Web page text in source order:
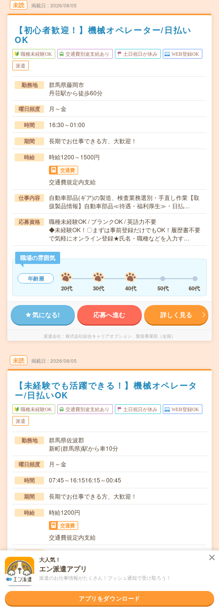
未読 掲載日 2026/08/05
【初心者歓迎！】機械オペレーター/日払い
OK
職種未経験OK 交通費別途支給あり 土日祝日が休み WEB登録OK
派遣
勤務地
群馬県藤岡市
丹荘駅から徒歩60分
曜日頻度 月～金
時間 16:30～01:00
期間 長期でお仕事できる方、大歓迎！
時給 時給1200～1500円
交通費
交通費規定内支給
仕事内容
自動車部品(ギア)の製造、検査業務選別・手直し作業【取
扱製品情報】自動車部品≪待遇・福利厚生≫・日払…
応募資格
職種未経験OK / ブランクOK / 英語力不要
◆未経験OK！〇まずは事前登録だけでもOK！履歴書不要
で気軽にオンライン登録★氏名・職種などを入力す…
職場の雰囲気
年齢層
20代
30代 40代 50代 60代
気になる! 応募へ進む 詳しく見る
派遣会社 株式会社綜合キャリアオプション 製造事業部（全国）
未読 掲載日 2026/08/05
【未経験でも活躍できる！】機械オペレータ
ー/日払いOK
職種未経験OK 交通費別途支給あり 土日祝日が休み WEB登録OK
派遣
勤務地
群馬県佐波郡
新町(群馬県)駅から車10分
曜日頻度 月～金
時間 07:45～16:1516:15～00:45
期間 長期でお仕事できる方、大歓迎！
時給 時給1200円
交通費
交通費規定内支給
加工作業業務(部品着脱、バリ取り、エアーブロー等の補助
作業)【取扱製品情報】電動ドライバー≪待遇・福…
応募資格
職種未経験OK / ブランクOK / 英語力不要
で気軽にオンライン登録★氏名・職種などを入力す…
大人気！
エン派遣アプリ
派遣のお仕事情報がたくさん！プッシュ通知で受け取ろう！
アプリをダウンロード